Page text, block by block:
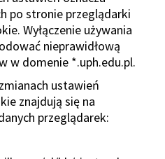
po stronie przeglądarki
Wyłączenie używania
nieprawidłową
w domenie *.uph.edu.pl.
ustawień
znajdują się na
przeglądarek: